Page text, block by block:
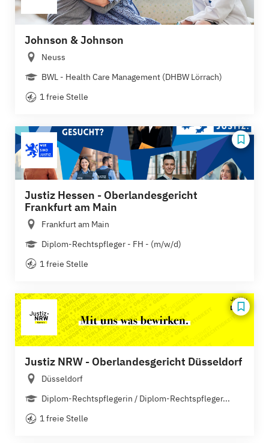
Johnson & Johnson
Neuss
BWL - Health Care Management (DHBW Lörrach)
1 freie Stelle
Justiz Hessen - Oberlandesgericht
Frankfurt am Main
Frankfurt am Main
Diplom-Rechtspfleger - FH - (m/w/d)
1 freie Stelle
Justiz NRW - Oberlandesgericht Düsseldorf
Düsseldorf
Diplom-Rechtspflegerin / Diplom-Rechtspfleger...
1 freie Stelle